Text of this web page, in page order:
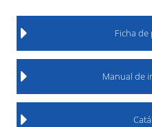
Ficha
Manual de